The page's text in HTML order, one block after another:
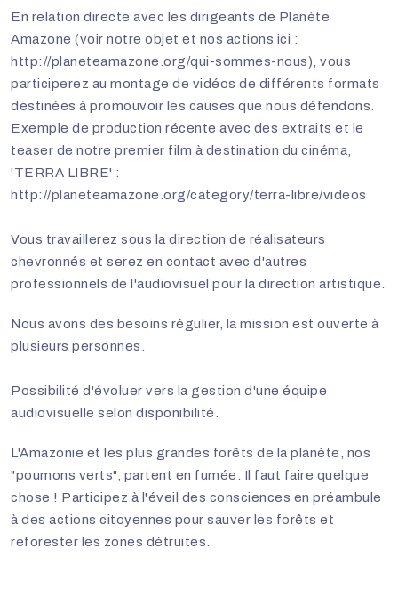
En relation directe avec les dirigeants de Planète
Amazone (voir notre objet et nos actions ici :
http://planeteamazone.org/qui-sommes-nous), vous
participerez au montage de vidéos de différents formats
destinées à promouvoir les causes que nous défendons.
Exemple de production récente avec des extraits et le
teaser de notre premier film à destination du cinéma,
'TERRA LIBRE' :
http://planeteamazone.org/category/terra-libre/videos
Vous travaillerez sous la direction de réalisateurs
chevronnés et serez en contact avec d'autres
professionnels de l'audiovisuel pour la direction artistique.
Nous avons des besoins régulier, la mission est ouverte à
plusieurs personnes.
Possibilité d'évoluer vers la gestion d'une équipe
audiovisuelle selon disponibilité.
L'Amazonie et les plus grandes forêts de la planète, nos
"poumons verts", partent en fumée. Il faut faire quelque
chose ! Participez à l'éveil des consciences en préambule
à des actions citoyennes pour sauver les forêts et
reforester les zones détruites.